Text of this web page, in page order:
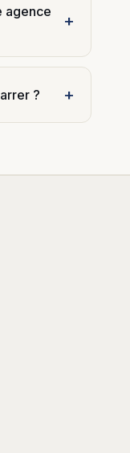
agence
+
? +